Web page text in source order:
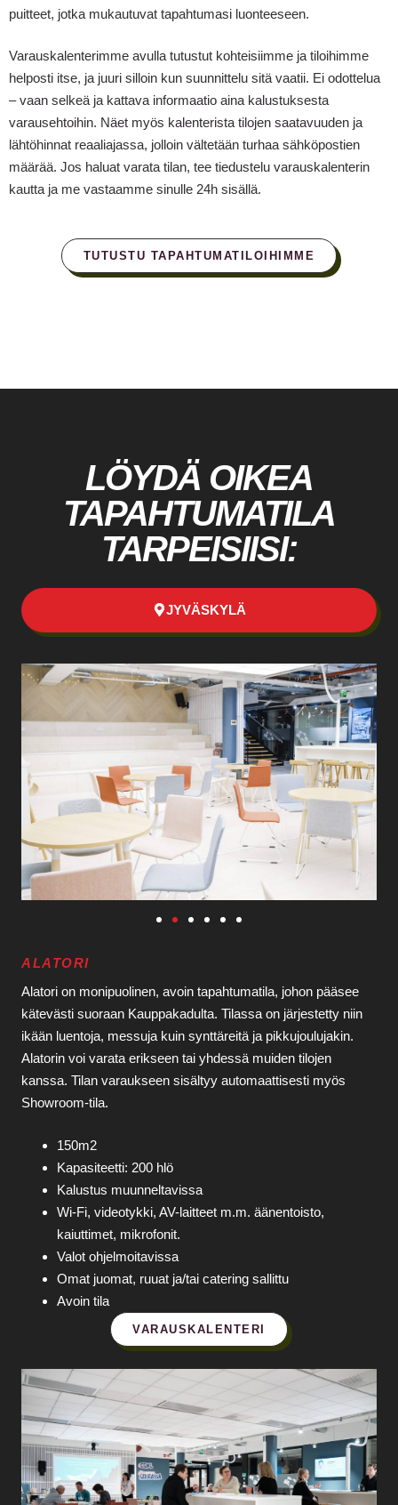
puitteet, jotka mukautuvat tapahtumasi luonteeseen.
Varauskalenterimme avulla tutustut kohteisiimme ja tiloihimme
helposti itse, ja juuri silloin kun suunnittelu sitä vaatii. Ei odottelua
– vaan selkeä ja kattava informaatio aina kalustuksesta
varausehtoihin. Näet myös kalenterista tilojen saatavuuden ja
lähtöhinnat reaaliajassa, jolloin vältetään turhaa sähköpostien
määrää. Jos haluat varata tilan, tee tiedustelu varauskalenterin
kautta ja me vastaamme sinulle 24h sisällä.
TUTUSTU TAPAHTUMATILOIHIMME
LÖYDÄ OIKEA
TAPAHTUMATILA
TARPEISIISI:
JYVÄSKYLÄ
ALATORI
Alatori on monipuolinen, avoin tapahtumatila, johon pääsee
kätevästi suoraan Kauppakadulta. Tilassa on järjestetty niin
ikään luentoja, messuja kuin synttäreitä ja pikkujoulujakin.
Alatorin voi varata erikseen tai yhdessä muiden tilojen
kanssa. Tilan varaukseen sisältyy automaattisesti myös
Showroom-tila.
150m2
Kapasiteetti: 200 hlö
Kalustus muunneltavissa
Wi‑Fi, videotykki, AV-laitteet m.m. äänentoisto,
kaiuttimet, mikrofonit.
Valot ohjelmoitavissa
Omat juomat, ruuat ja/tai catering sallittu
Avoin tila
VARAUSKALENTERI